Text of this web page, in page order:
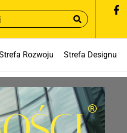
Rozwoju Strefa Designu